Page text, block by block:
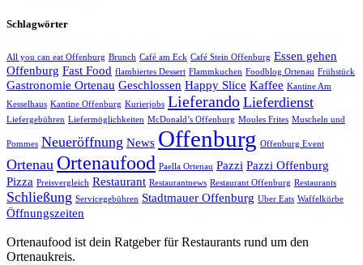
Schlagwörter
All you can eat Offenburg Brunch Café am Eck Café Stein Offenburg Essen gehen
Offenburg Fast Food flambiertes Dessert Flammkuchen Foodblog Ortenau Frühstück
Gastronomie Ortenau Geschlossen Happy Slice Kaffee Kantine Am
Kesselhaus Kantine Offenburg Kurierjobs Lieferando Lieferdienst
Liefergebühren Liefermöglichkeiten McDonald’s Offenburg Moules Frites Muscheln und
Pommes Neueröffnung News Offenburg Offenburg Event
Ortenau Ortenaufood Paella Ortenau Pazzi Pazzi Offenburg
Pizza Preisvergleich Restaurant Restaurantnews Restaurant Offenburg Restaurants
Schließung Servicegebühren Stadtmauer Offenburg Uber Eats Waffelkörbe
Öffnungszeiten
Ortenaufood ist dein Ratgeber für Restaurants rund um den
Ortenaukreis.